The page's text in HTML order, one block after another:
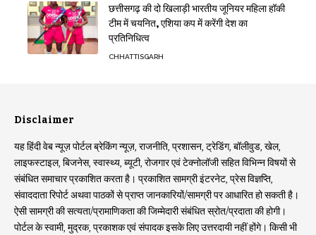
छत्तीसगढ़ की दो खिलाड़ी भारतीय जूनियर महिला हॉकी
टीम में चयनित, एशिया कप में करेंगी देश का
प्रतिनिधित्व
CHHATTISGARH
Disclaimer
यह हिंदी वेब न्यूज़ पोर्टल ब्रेकिंग न्यूज़, राजनीति, प्रशासन, ट्रेडिंग, बॉलीवुड, खेल,
लाइफस्टाइल, बिजनेस, स्वास्थ्य, ब्यूटी, रोजगार एवं टेक्नोलॉजी सहित विभिन्न विषयों से
संबंधित समाचार प्रकाशित करता है। प्रकाशित सामग्री इंटरनेट, प्रेस विज्ञप्ति,
संवाददाता रिपोर्ट अथवा पाठकों से प्राप्त जानकारियों/सामग्री पर आधारित हो सकती है।
ऐसी सामग्री की सत्यता/प्रामाणिकता की जिम्मेदारी संबंधित स्रोत/प्रदाता की होगी।
पोर्टल के स्वामी, मुद्रक, प्रकाशक एवं संपादक इसके लिए उत्तरदायी नहीं होंगे। किसी भी